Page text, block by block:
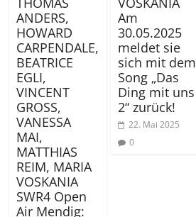
ANDERS,
HOWARD
CARPENDALE,
BEATRICE
EGLI,
VINCENT
GROSS,
VANESSA
MAI,
MATTHIAS
REIM, MARIA
VOSKANIA
SWR4 Open
Air Mendig:
Am
30.05.2025
meldet sie
sich mit dem
Song „Das
Ding mit uns
2“ zurück!
22. Mai 2025
0